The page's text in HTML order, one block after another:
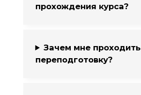
прохождения курса?
Зачем мне проходить
переподготовку?